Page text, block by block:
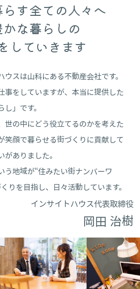
らす全ての人々へ
かな暮らしの
していきます
ウスは山科にある不動産会社です。
事をしていますが、本当に提供した
し」です。
世の中にどう役立てるのかを考えた
笑顔で暮らせる街づくりに貢献して
がありました。
う地域が“住みたい街ナンバーワ
りを目指し、日々活動しています。
インサイトハウス代表取締役
岡田 治樹